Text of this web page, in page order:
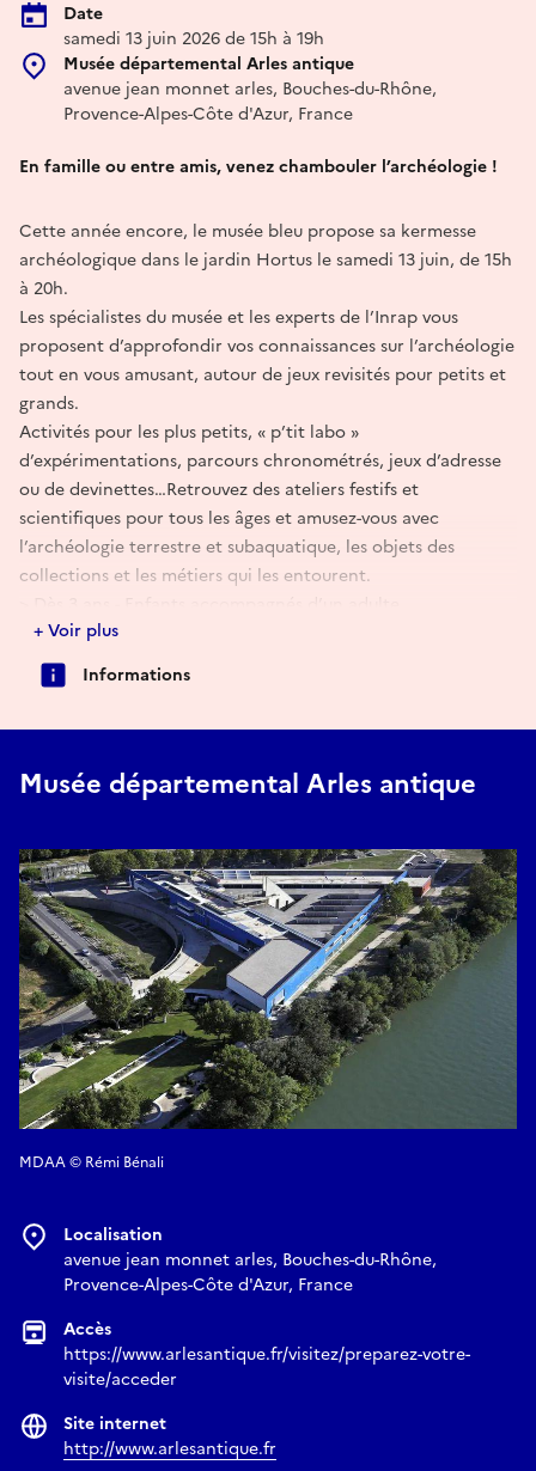
Date
samedi 13 juin 2026 de 15h à 19h
Musée départemental Arles antique
avenue jean monnet arles, Bouches-du-Rhône,
Provence-Alpes-Côte d'Azur, France
En famille ou entre amis, venez chambouler l’archéologie !
Cette année encore, le musée bleu propose sa kermesse
archéologique dans le jardin Hortus le samedi 13 juin, de 15h
à 20h.
Les spécialistes du musée et les experts de l’Inrap vous
proposent d’approfondir vos connaissances sur l’archéologie
tout en vous amusant, autour de jeux revisités pour petits et
grands.
Activités pour les plus petits, « p’tit labo »
d’expérimentations, parcours chronométrés, jeux d’adresse
ou de devinettes…Retrouvez des ateliers festifs et
scientifiques pour tous les âges et amusez-vous avec
l’archéologie terrestre et subaquatique, les objets des
collections et les métiers qui les entourent.
> Petits lots à gagner pour les jeux de devinettes
> À l'occasion des JEA26, l’entrée du musée est gratuite tout
le week-end
+ Voir plus
Informations
Musée départemental Arles antique
MDAA © Rémi Bénali
Localisation
avenue jean monnet arles, Bouches-du-Rhône,
Provence-Alpes-Côte d'Azur, France
Accès
https://www.arlesantique.fr/visitez/preparez-votre-
visite/acceder
Site internet
http://www.arlesantique.fr